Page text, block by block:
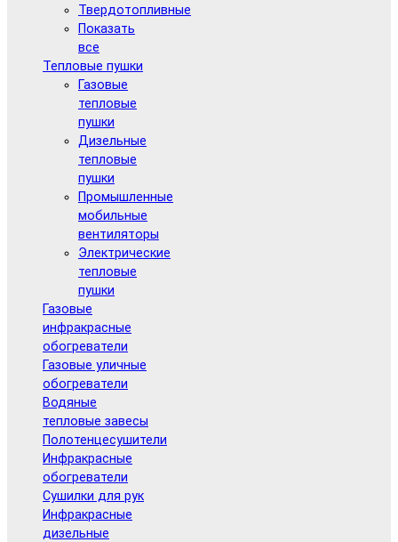
Твердотопливные
Показать
все
Тепловые пушки
Газовые
тепловые
пушки
Дизельные
тепловые
пушки
Промышленные
мобильные
вентиляторы
Электрические
тепловые
пушки
Газовые
инфракрасные
обогреватели
Газовые уличные
обогреватели
Водяные
тепловые завесы
Полотенцесушители
Инфракрасные
обогреватели
Сушилки для рук
Инфракрасные
дизельные